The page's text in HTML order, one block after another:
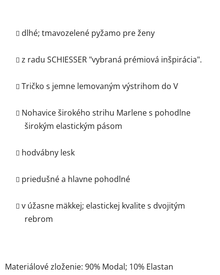
dlhé; tmavozelené pyžamo pre ženy
z radu SCHIESSER "vybraná prémiová inšpirácia".
Tričko s jemne lemovaným výstrihom do V
Nohavice širokého strihu Marlene s pohodlne
širokým elastickým pásom
hodvábny lesk
priedušné a hlavne pohodlné
v úžasne mäkkej; elastickej kvalite s dvojitým
rebrom
Materiálové zloženie: 90% Modal; 10% Elastan